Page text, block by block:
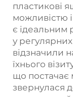
пластикові
можливістю
є ідеальним
у
відзначили
їхнього
що постачає
звернулася